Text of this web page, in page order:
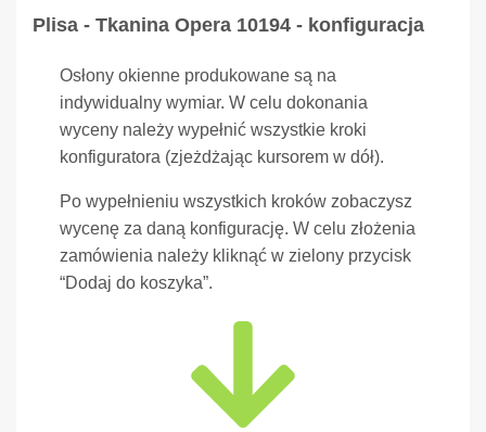
Plisa - Tkanina Opera 10194 - konfiguracja
Osłony okienne produkowane są na
indywidualny wymiar. W celu dokonania
wyceny należy wypełnić wszystkie kroki
konfiguratora (zjeżdżając kursorem w dół).
Po wypełnieniu wszystkich kroków zobaczysz
wycenę za daną konfigurację. W celu złożenia
zamówienia należy kliknąć w zielony przycisk
“Dodaj do koszyka”.